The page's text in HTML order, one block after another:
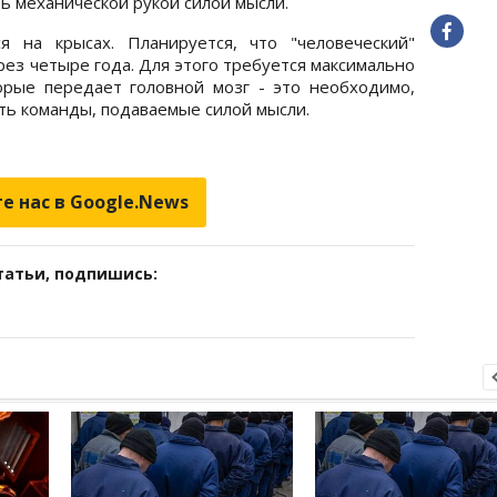
на крысах. Планируется, что "человеческий"
четыре года. Для этого требуется максимально
передает головной мозг - это необходимо,
команды, подаваемые силой мысли.
нас в Google.News
подпишись: